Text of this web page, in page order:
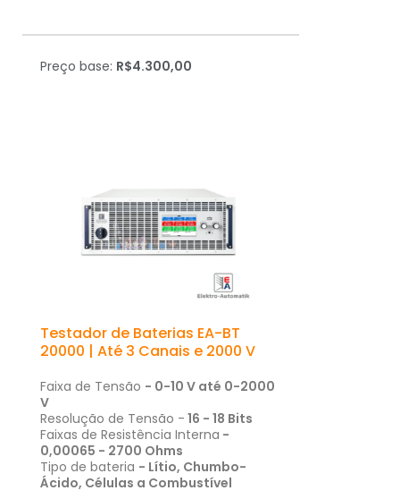
Preço base: R$4.300,00
Testador de Baterias EA-BT
20000 | Até 3 Canais e 2000 V
Faixa de Tensão - 0-10 V até 0-2000
V
Resolução de Tensão - 16 - 18 Bits
Faixas de Resistência Interna -
0,00065 - 2700 Ohms
Tipo de bateria - Lítio, Chumbo-
Ácido, Células a Combustível